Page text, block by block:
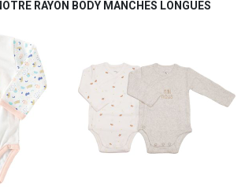
RAYON BODY MANCHES LONGUES